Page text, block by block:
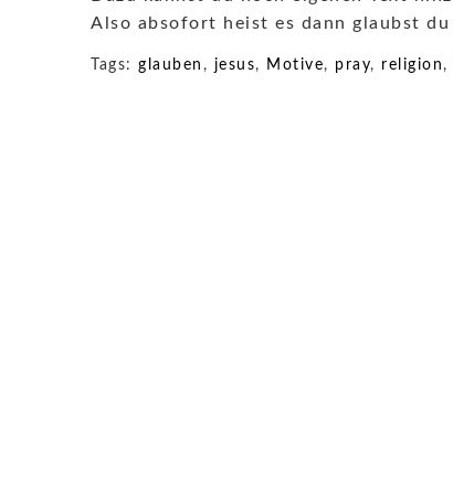
Also absofort heist es dann glaubst
Tags: glauben , jesus, Motive, pray, religion ,